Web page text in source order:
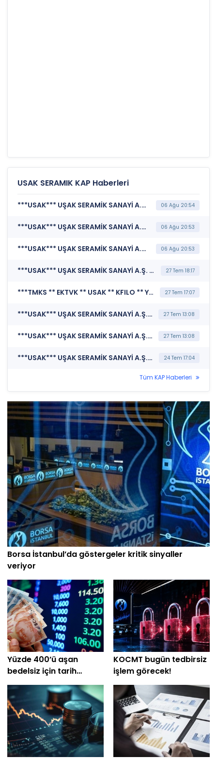
USAK SERAMIK KAP Haberleri
***USAK*** UŞAK SERAMİK SANAYİ A.Ş. (Sorumluluk Beyanı (Konsolide Olmayan)) 06 Ağu 20:54
***USAK*** UŞAK SERAMİK SANAYİ A.Ş. (Faaliyet Raporu (Konsolide Olmayan)) 06 Ağu 20:53
***USAK*** UŞAK SERAMİK SANAYİ A.Ş. (Finansal Rapor ) 06 Ağu 20:53
***USAK*** UŞAK SERAMİK SANAYİ A.Ş. (Herhangi Bir Otoriteye Mali Tablo Verilmesi) 27 Tem 18:17
***TMKS ** EKTVK ** USAK ** KFILO ** YKFIN ** AKFK ** NURVK ** EMIRV ** KTSVK ** MEKMD ** DNYVA ** AKMEN ** ISATR*** MERKEZİ KAYIT KURULUŞU A.Ş. (Borçlanma Araçları, Yatırım Fonları ve Varant İtfa/Kupon/Getiri/ Nakdi Uzlaşı Ödeme İşlemleri) 27 Tem 17:07
***USAK*** UŞAK SERAMİK SANAYİ A.Ş. (Pay Dışında Sermaye Piyasası Aracı İşlemlerine İlişkin Bildirim (Faiz İçeren)) 27 Tem 13:08
***USAK*** UŞAK SERAMİK SANAYİ A.Ş. (Pay Dışında Sermaye Piyasası Aracı İşlemlerine İlişkin Bildirim (Faiz İçeren)) 27 Tem 13:08
***USAK*** UŞAK SERAMİK SANAYİ A.Ş. (Pay Dışında Sermaye Piyasası Aracı İşlemlerine İlişkin Bildirim (Faiz İçeren)) 24 Tem 17:04
Tüm KAP Haberleri
Borsa İstanbul’da göstergeler kritik sinyaller
veriyor
Yüzde 400’ü aşan
bedelsiz için tarih
açıklandı
KOCMT bugün tedbirsiz
işlem görecek!